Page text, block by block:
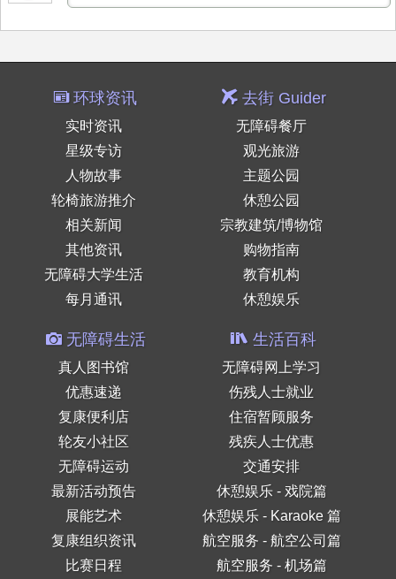
环球资讯
实时资讯
星级专访
人物故事
轮椅旅游推介
相关新闻
其他资讯
无障碍大学生活
每月通讯
去街 Guider
无障碍餐厅
观光旅游
主题公园
休憩公园
宗教建筑/博物馆
购物指南
教育机构
休憩娱乐
无障碍生活
真人图书馆
优惠速递
复康便利店
轮友小社区
无障碍运动
最新活动预告
展能艺术
复康组织资讯
比赛日程
生活百科
无障碍网上学习
伤残人士就业
住宿暂顾服务
残疾人士优惠
交通安排
休憩娱乐 - 戏院篇
休憩娱乐 - Karaoke 篇
航空服务 - 航空公司篇
航空服务 - 机场篇